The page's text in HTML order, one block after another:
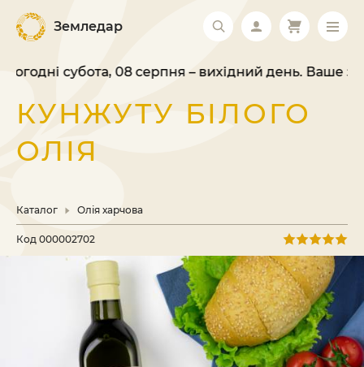
Земледар
субота, 08 серпня – вихідний день. Ваше
КУНЖУТУ БІЛОГО
ОЛІЯ
Каталог Олія харчова
Код 000002702